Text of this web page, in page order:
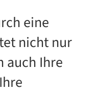
eine
nicht nur
auch Ihre